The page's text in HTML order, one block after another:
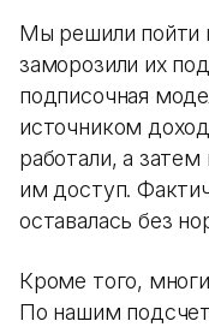
Мы решили пойти
заморозили их
подписочная
источником
работали, а
им доступ.
оставалась без
Кроме того,
По нашим